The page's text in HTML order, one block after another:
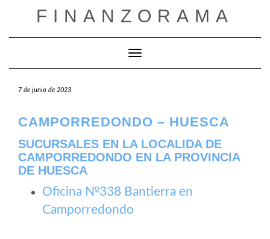
FINANZORAMA
Cambiar modo de navegación
7 de junio de 2023
CAMPORREDONDO – HUESCA
SUCURSALES EN LA LOCALIDA DE
CAMPORREDONDO EN LA PROVINCIA
DE HUESCA
Oficina №338 Bantierra en
Camporredondo